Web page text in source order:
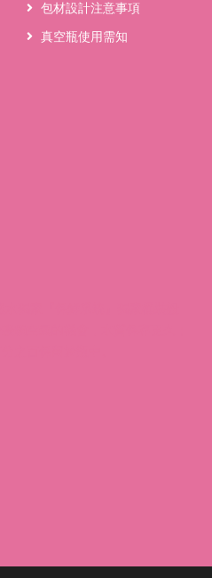
包材設計注意事項
真空瓶使用需知